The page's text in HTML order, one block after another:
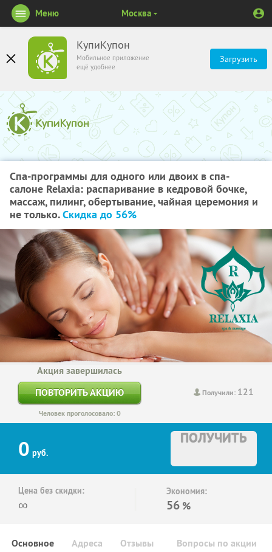
КупиКупон
Мобильное приложение
ещё удобнее
Загрузить
Меню Москва
Спа-программы для одного или двоих в спа-
салоне Relaxia: распаривание в кедровой бочке,
массаж, пилинг, обертывание, чайная церемония и
не только.Скидка до 56%
Получили: 121
Акция завершилась
ПОВТОРИТЬ АКЦИЮ
Человек проголосовало: 0
0 руб.
ПОЛУЧИТЬ
Цена без скидки:
∞
Экономия:
56 %
Основное Отзывы Вопросы по акции
Адреса